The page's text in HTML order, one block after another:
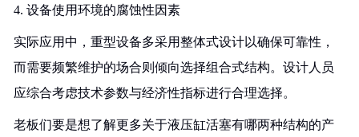
4. 设备使用环境的腐蚀性因素
实际应用中，重型设备多采用整体式设计以确保可靠性，
而需要频繁维护的场合则倾向选择组合式结构。设计人员
应综合考虑技术参数与经济性指标进行合理选择。
老板们要是想了解更多关于液压缸活塞有哪两种结构的产